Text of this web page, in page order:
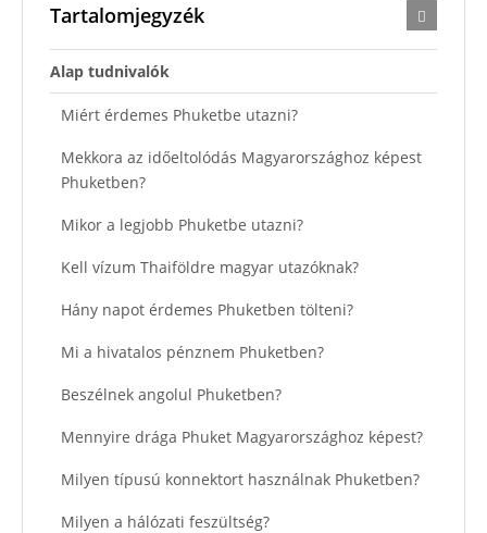
Tartalomjegyzék
Alap tudnivalók
Miért érdemes Phuketbe utazni?
Mekkora az időeltolódás Magyarországhoz képest
Phuketben?
Mikor a legjobb Phuketbe utazni?
Kell vízum Thaiföldre magyar utazóknak?
Hány napot érdemes Phuketben tölteni?
Mi a hivatalos pénznem Phuketben?
Beszélnek angolul Phuketben?
Mennyire drága Phuket Magyarországhoz képest?
Milyen típusú konnektort használnak Phuketben?
Milyen a hálózati feszültség?